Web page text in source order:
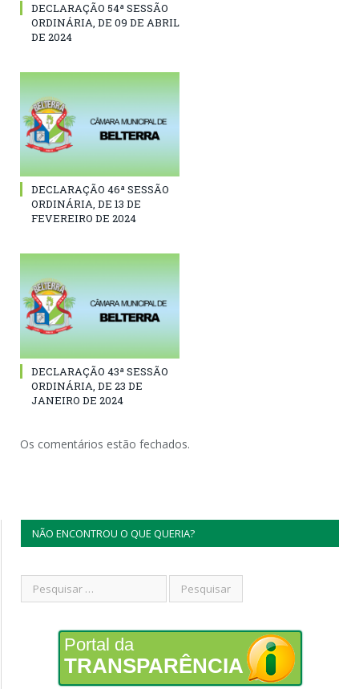
DECLARAÇÃO 54ª SESSÃO
ORDINÁRIA, DE 09 DE ABRIL
DE 2024
DECLARAÇÃO 46ª SESSÃO
ORDINÁRIA, DE 13 DE
FEVEREIRO DE 2024
DECLARAÇÃO 43ª SESSÃO
ORDINÁRIA, DE 23 DE
JANEIRO DE 2024
Os comentários estão fechados.
NÃO ENCONTROU O QUE QUERIA?
Portal da
TRANSPARÊNCIA